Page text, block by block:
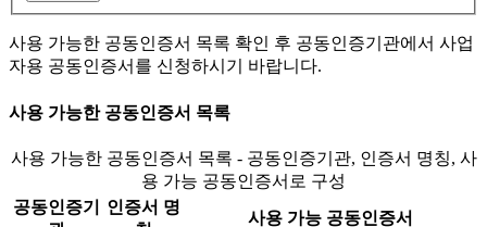
사용 가능한 공동인증서 목록 확인 후 공동인증기관에서 사업
자용 공동인증서를 신청하시기 바랍니다.
사용 가능한 공동인증서 목록
사용 가능한 공동인증서 목록 - 공동인증기관, 인증서 명칭, 사
용 가능 공동인증서로 구성
공동인증기
인증서 명
사용 가능 공동인증서